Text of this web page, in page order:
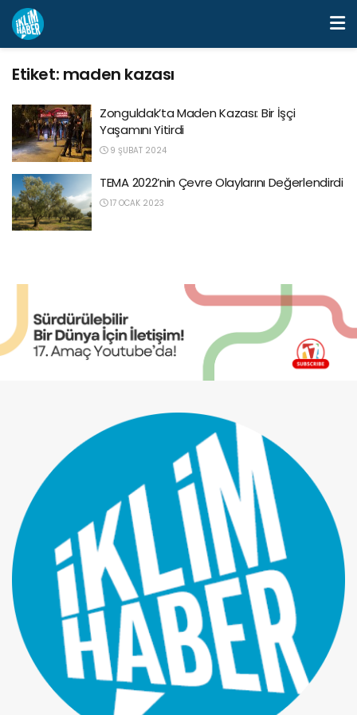
Etiket: maden kazası
Zonguldak’ta Maden Kazası: Bir İşçi
Yaşamını Yitirdi
9 ŞUBAT 2024
TEMA 2022’nin Çevre Olaylarını Değerlendirdi
17 OCAK 2023